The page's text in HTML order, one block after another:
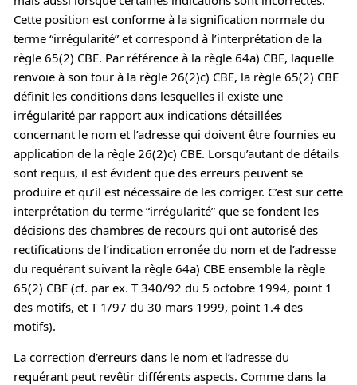
Cette position est conforme à la signification normale du
terme “irrégularité” et correspond à l’interprétation de la
règle 65(2) CBE. Par référence à la règle 64a) CBE, laquelle
renvoie à son tour à la règle 26(2)c) CBE, la règle 65(2) CBE
définit les conditions dans lesquelles il existe une
irrégularité par rapport aux indications détaillées
concernant le nom et l’adresse qui doivent être fournies eu
application de la règle 26(2)c) CBE. Lorsqu’autant de détails
sont requis, il est évident que des erreurs peuvent se
produire et qu’il est nécessaire de les corriger. C’est sur cette
interprétation du terme “irrégularité” que se fondent les
décisions des chambres de recours qui ont autorisé des
rectifications de l’indication erronée du nom et de l’adresse
du requérant suivant la règle 64a) CBE ensemble la règle
65(2) CBE (cf. par ex. T 340/92 du 5 octobre 1994, point 1
des motifs, et T 1/97 du 30 mars 1999, point 1.4 des
motifs).
La correction d’erreurs dans le nom et l’adresse du
requérant peut revêtir différents aspects. Comme dans la